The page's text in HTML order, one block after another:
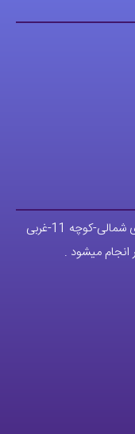
کوچه 11-غربی
انجام میشود .